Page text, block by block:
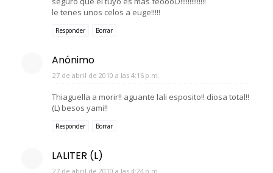
le tenes unos celos a euge!!!!!
Responder Borrar
Anónimo
27 de abril de 2010 a las 4:16 p.m.
Thiaguella a morir!! aguante lali esposito!! diosa total!!
(L) besos yami!!
Responder Borrar
LALITER (L)
27 de abril de 2010 a las 4:24 p.m.